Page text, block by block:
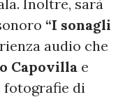
Inoltre, sarà
“I sonagli
audio che
Capovilla e
fotografie di